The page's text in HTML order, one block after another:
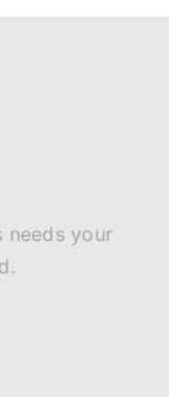
needs your